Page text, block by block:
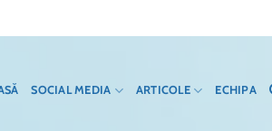
SOCIAL MEDIA ARTICOLE ECHIPA